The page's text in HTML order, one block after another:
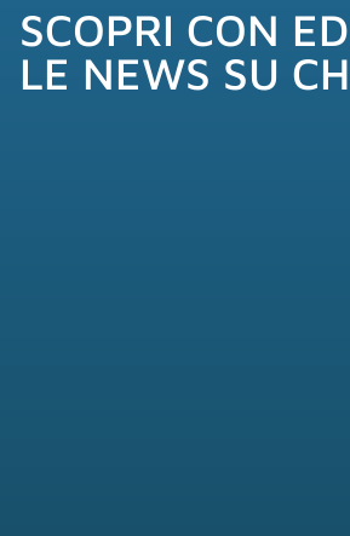
SCOPRI CON
LE NEWS SU